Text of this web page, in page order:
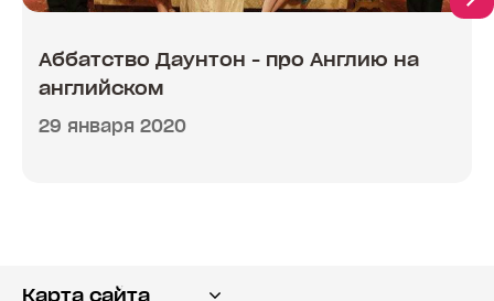
Аббатство Даунтон - про Англию на
английском
29 января 2020
Карта сайта